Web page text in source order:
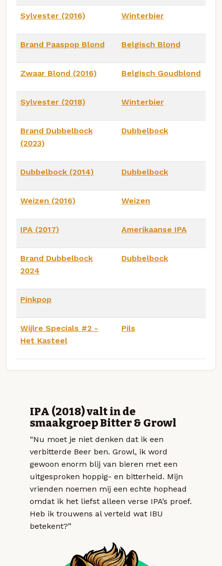
Sylvester (2016) Winterbier
Brand Paaspop Blond Belgisch Blond
Zwaar Blond (2016) Belgisch Goudblond
Sylvester (2018) Winterbier
Brand Dubbelbock
(2023)
Dubbelbock
Dubbelbock (2014) Dubbelbock
Weizen (2016) Weizen
IPA (2017) Amerikaanse IPA
Brand Dubbelbock
2024
Dubbelbock
Pinkpop
Wijlre Specials #2 -
Het Kasteel
Pils
IPA (2018) valt in de
smaakgroep Bitter & Growl
“Nu moet je niet denken dat ik een
verbitterde Beer ben. Growl, ik word
gewoon enorm blij van bieren met een
uitgesproken hoppig- en bitterheid. Mijn
vrienden noemen mij een echte hophead
omdat ik het liefst alleen verse IPA’s proef.
Heb ik trouwens al verteld wat IBU
betekent?”